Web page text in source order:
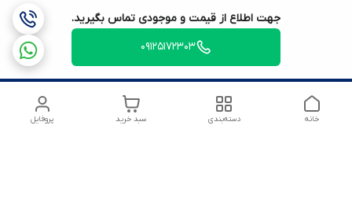
جهت اطلاع از قیمت و موجودی تماس بگیرید.
09125172303
پروفایل سبد خرید دسته‌بندی خانه